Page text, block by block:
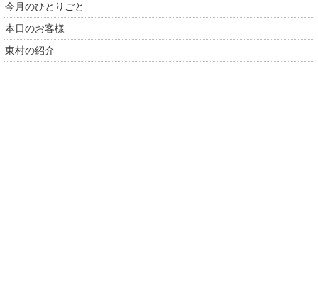
今月のひとりごと
本日のお客様
東村の紹介